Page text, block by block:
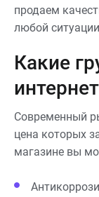
продаем
любой
Какие
Современный
цена которых
магазине вы